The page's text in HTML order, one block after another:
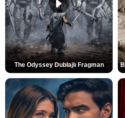
The Odyssey Dublajlı Fragman